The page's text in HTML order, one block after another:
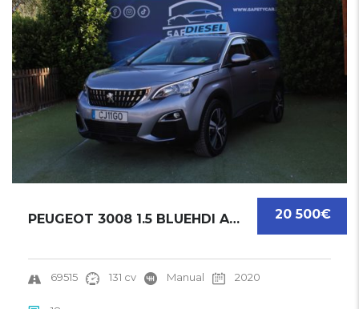
20 500€
PEUGEOT 3008 1.5 BLUEHDI ACTIVE | 2020
69515 131 cv Manual 2020